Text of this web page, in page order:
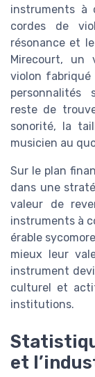
instruments à
cordes de
résonance et
Mirecourt, un
violon
personnalités
reste de
sonorité, la
musicien au
Sur le plan
dans une
valeur de
instruments à
érable
mieux leur
instrument
culturel et
institutions.
et